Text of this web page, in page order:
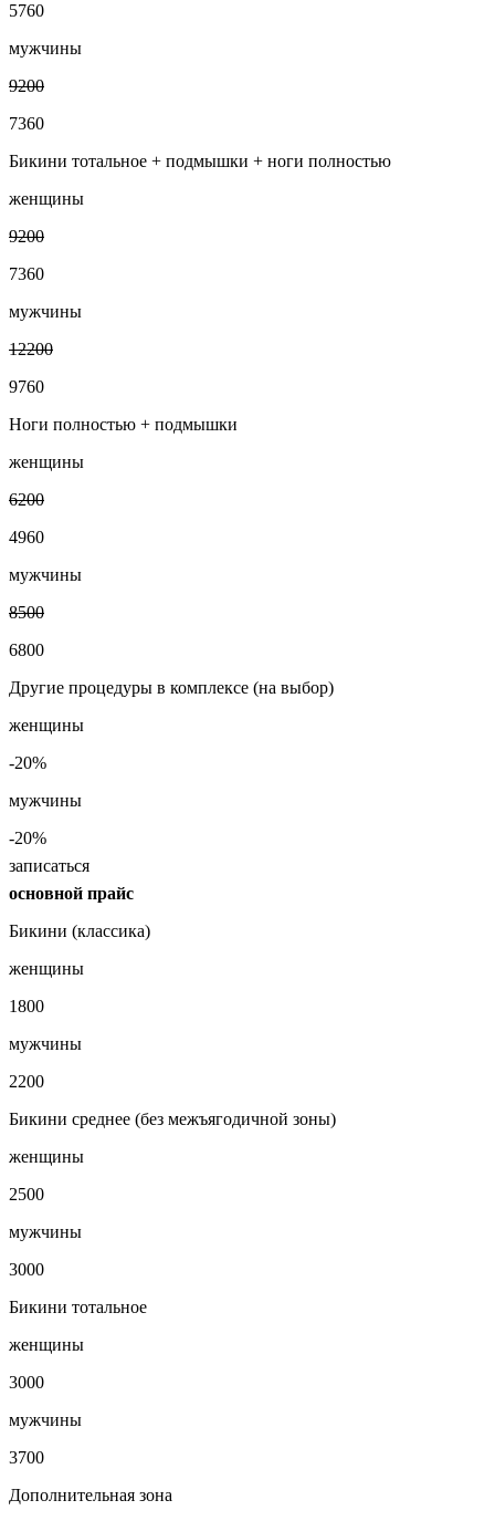
5760
мужчины
9200
7360
Бикини тотальное + подмышки + ноги полностью
женщины
9200
7360
мужчины
12200
9760
Ноги полностью + подмышки
женщины
6200
4960
мужчины
8500
6800
Другие процедуры в комплексе (на выбор)
женщины
-20%
мужчины
-20%
записаться
основной прайс
Бикини (классика)
женщины
1800
мужчины
2200
Бикини среднее (без межъягодичной зоны)
женщины
2500
мужчины
3000
Бикини тотальное
женщины
3000
мужчины
3700
Дополнительная зона